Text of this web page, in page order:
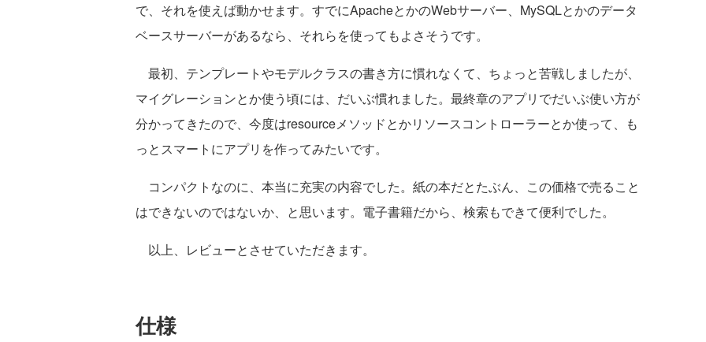
で、それを使えば動かせます。すでにApacheとかのWebサーバー、MySQLとかのデータ
ベースサーバーがあるなら、それらを使ってもよさそうです。
最初、テンプレートやモデルクラスの書き方に慣れなくて、ちょっと苦戦しましたが、
マイグレーションとか使う頃には、だいぶ慣れました。最終章のアプリでだいぶ使い方が
分かってきたので、今度はresourceメソッドとかリソースコントローラーとか使って、も
っとスマートにアプリを作ってみたいです。
コンパクトなのに、本当に充実の内容でした。紙の本だとたぶん、この価格で売ること
はできないのではないか、と思います。電子書籍だから、検索もできて便利でした。
以上、レビューとさせていただきます。
仕様